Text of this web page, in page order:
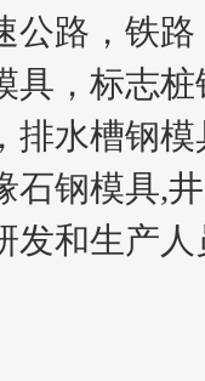
公路，铁
具，标志
排水槽钢
石钢模具,
发和生产